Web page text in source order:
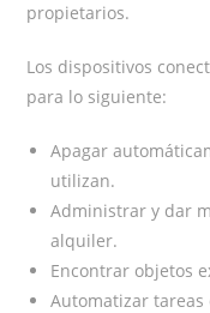
propietarios.
Los dispositivos
para lo siguiente:
Apagar
utilizan.
Administrar y dar
alquiler.
Encontrar objetos
Automatizar